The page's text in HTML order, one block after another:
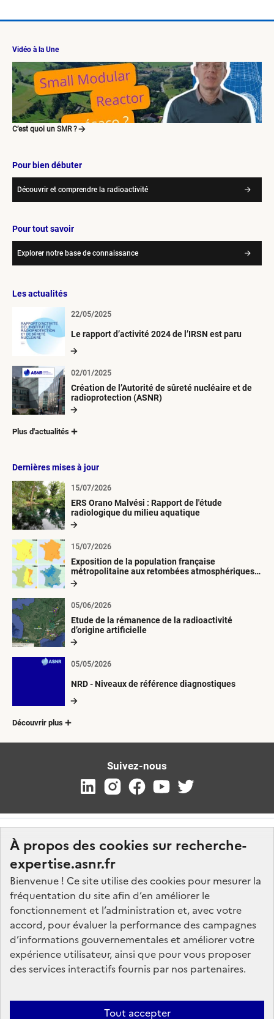
À propos des cookies sur recherche-
expertise.asnr.fr
Bienvenue ! Ce site utilise des cookies pour mesurer la
fréquentation du site afin d’en améliorer le
fonctionnement et l’administration et, avec votre
accord, pour évaluer la performance des campagnes
d’informations gouvernementales et améliorer votre
expérience utilisateur, ainsi que pour vous proposer
des services interactifs fournis par nos partenaires.
Tout accepter
Vidéo à la Une
C’est quoi un SMR ?
Pour bien débuter
Découvrir et comprendre la radioactivité
Pour tout savoir
Explorer notre base de connaissance
Les actualités
Le rapport d’activité 2024 de l’IRSN est paru
22/05/2025
Création de l’Autorité de sûreté nucléaire et de
radioprotection (ASNR)
02/01/2025
Plus d'actualités
Dernières mises à jour
ERS Orano Malvési : Rapport de l'étude
radiologique du milieu aquatique
15/07/2026
Exposition de la population française
métropolitaine aux retombées atmosphériques
radioactives depuis 1945
15/07/2026
Etude de la rémanence de la radioactivité
d’origine artificielle
05/06/2026
NRD - Niveaux de référence diagnostiques
05/05/2026
Découvrir plus
Suivez-nous
Nos marchés
Nos offres d'emploi
FAQ
Glossaire